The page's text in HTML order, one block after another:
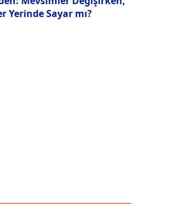
Yerinde Sayar mı?